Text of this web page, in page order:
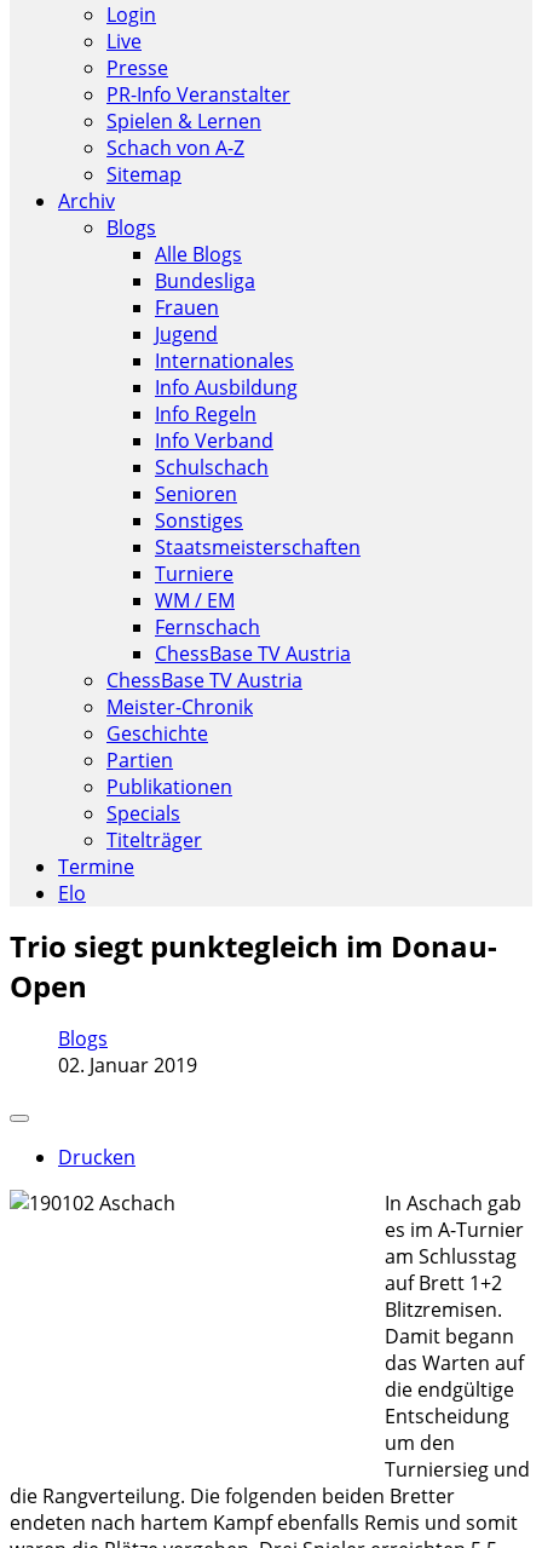
Login
Live
Presse
PR-Info Veranstalter
Spielen & Lernen
Schach von A-Z
Sitemap
Archiv
Blogs
Alle Blogs
Bundesliga
Frauen
Jugend
Internationales
Info Ausbildung
Info Regeln
Info Verband
Schulschach
Senioren
Sonstiges
Staatsmeisterschaften
Turniere
WM / EM
Fernschach
ChessBase TV Austria
ChessBase TV Austria
Meister-Chronik
Geschichte
Partien
Publikationen
Specials
Titelträger
Termine
Elo
Trio siegt punktegleich im Donau-
Open
Blogs
02. Januar 2019
Drucken
In Aschach gab
es im A-Turnier
am Schlusstag
auf Brett 1+2
Blitzremisen.
Damit begann
das Warten auf
die endgültige
Entscheidung
um den
Turniersieg und
die Rangverteilung. Die folgenden beiden Bretter
endeten nach hartem Kampf ebenfalls Remis und somit